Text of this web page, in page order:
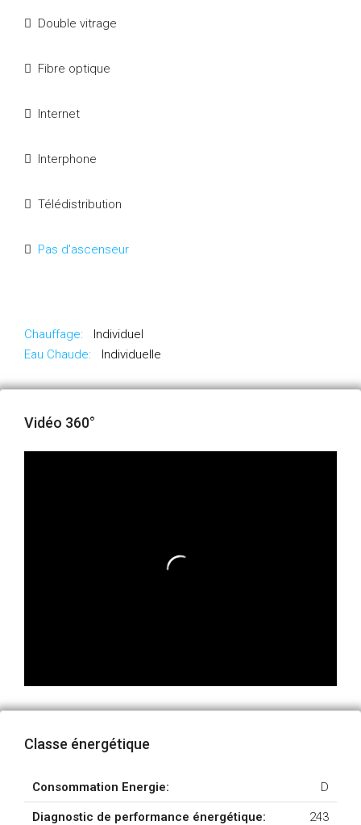
Double vitrage
Fibre optique
Internet
Interphone
Télédistribution
Pas d'ascenseur
Chauffage:
Individuel
Eau Chaude:
Individuelle
Vidéo 360°
Classe énergétique
Consommation Energie: D
Diagnostic de performance énergétique: 243